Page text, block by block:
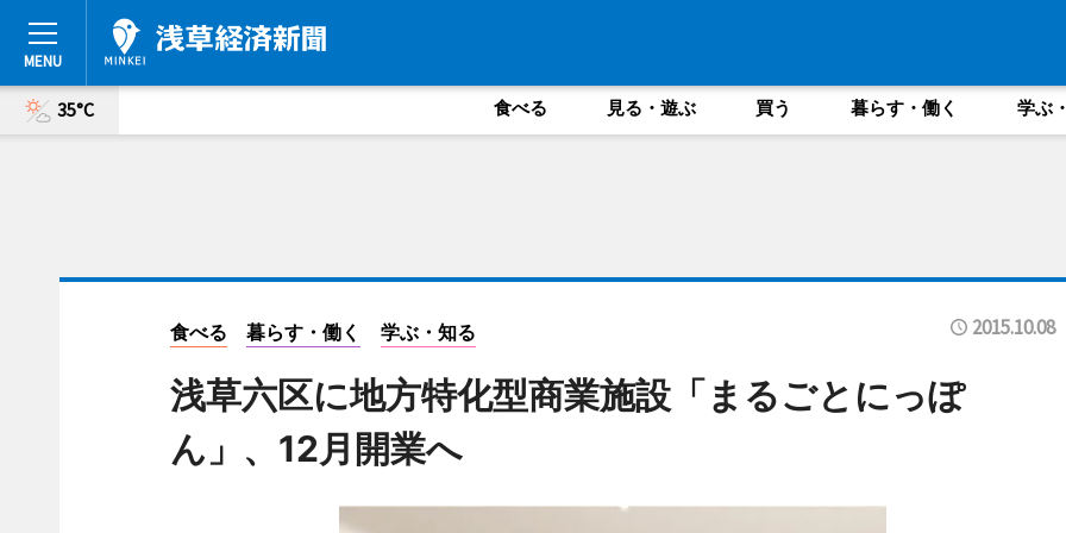
35°C 食べる 見る・遊ぶ 買う 暮らす・働く 学ぶ
食べる 暮らす・働く 学ぶ・知る 2015.10.08
浅草六区に地方特化型商業施設「まるごとにっぽ
ん」、12月開業へ